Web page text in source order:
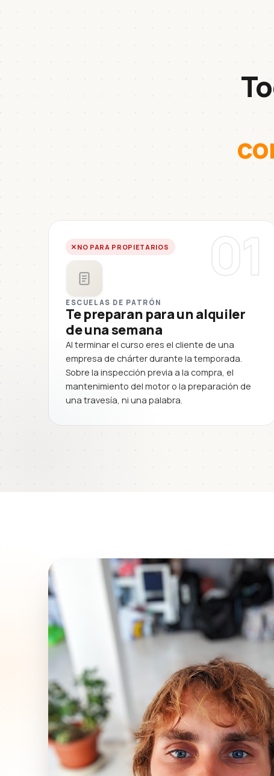
01
NO PARA PROPIETARIOS
ESCUELAS DE PATRÓN
Te preparan para un alquiler
de una semana
Al terminar el curso eres el cliente de una
empresa de chárter durante la temporada.
Sobre la inspección previa a la compra, el
mantenimiento del motor o la preparación de
una travesía, ni una palabra.